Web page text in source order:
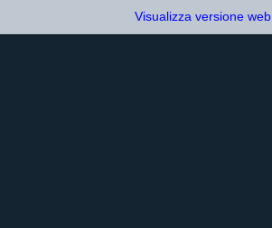
Visualizza versione web